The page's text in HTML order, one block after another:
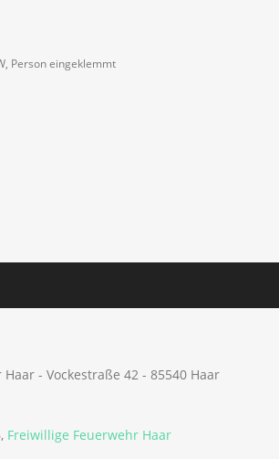
Person eingeklemmt
- Vockestraße 42 - 85540 Haar
Freiwillige Feuerwehr Haar